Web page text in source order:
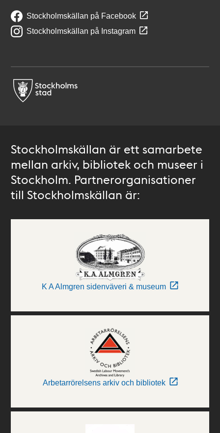
Stockholmskällan på Facebook
Stockholmskällan på Instagram
Stockholmskällan är ett samarbete
mellan arkiv, bibliotek och museer i
Stockholm. Partnerorganisationer
till Stockholmskällan är:
K A Almgren sidenväveri & museum
Arbetarrörelsens arkiv och bibliotek